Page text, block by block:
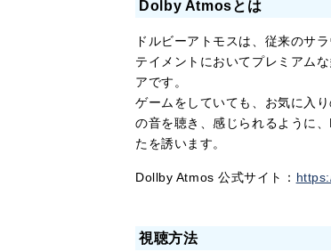
Dolby Atmosとは
ドルビーアトモスは、従来のサ
テイメントにおいてプレミアム
アです。
ゲームをしていても、お気に入
の音を聴き、感じられるように
たを誘います。
Dollby Atmos 公式サイト：
視聴方法